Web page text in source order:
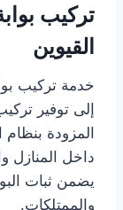
تركيب
القيوين
خدمة تركيب
إلى توفير
المزودة بنظام
داخل المنازل
يضمن ثبات
والممتلكات.